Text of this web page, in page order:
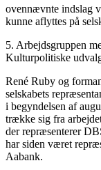
ovennævnte indslag
kunne aflyttes på
5. Arbejdsgruppen
Kulturpolitiske
René Ruby og
selskabets
i begyndelsen af
trække sig fra
der repræsenterer
har siden været
Aabank.